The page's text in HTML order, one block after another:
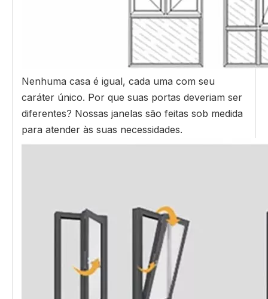
Nenhuma casa é igual, cada uma com seu
caráter único. Por que suas portas deveriam ser
diferentes? Nossas janelas são feitas sob medida
para atender às suas necessidades.